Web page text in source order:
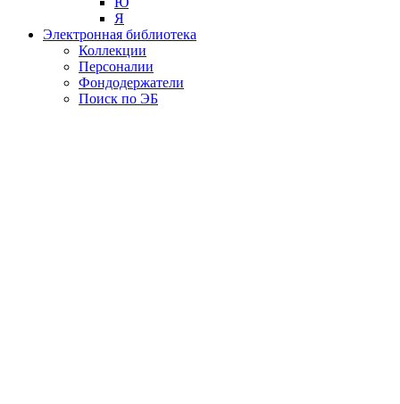
Я
Электронная библиотека
Коллекции
Персоналии
Фондодержатели
Поиск по ЭБ